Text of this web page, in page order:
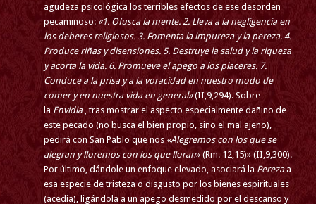
agudeza psicológica los terribles efectos de ese desorden
pecaminoso:«1. Ofusca la mente. 2. Lleva a la negligencia en
los deberes religiosos. 3. Fomenta la impureza y la pereza. 4.
Produce riñas y disensiones. 5. Destruye la salud y la riqueza
y acorta la vida. 6. Promueve el apego a los placeres. 7.
Conduce a la prisa y a la voracidad en nuestro modo de
comer y en nuestra vida en general»(II,9,294). Sobre
la Envidia, tras mostrar el aspecto especialmente dañino de
este pecado (no busca el bien propio, sino el mal ajeno),
pedirá con San Pablo que nos «Alegremos con los que se
alegran y lloremos con los que lloran» (Rm. 12,15)» (II,9,300).
Por último, dándole un enfoque elevado, asociará la Perezaa
esa especie de tristeza o disgusto por los bienes espirituales
(acedia), ligándola a un apego desmedido por el descanso y